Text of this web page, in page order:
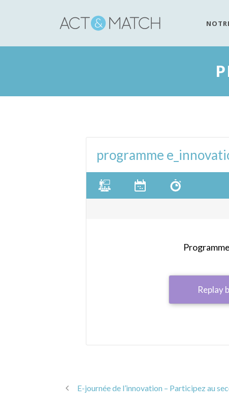
programme
Replay
E-journée de l’innovation – Participez au